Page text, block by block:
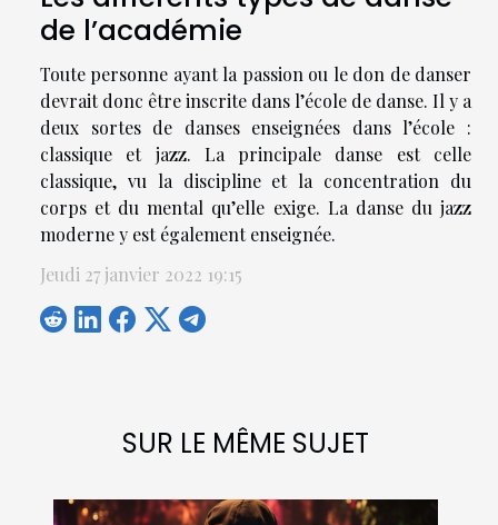
SUR LE MÊME SUJET
de l’académie
Toute personne ayant la passion ou le don de danser
devrait donc être inscrite dans l’école de danse. Il y a
deux sortes de danses enseignées dans l’école :
classique et jazz. La principale danse est celle
classique, vu la discipline et la concentration du
corps et du mental qu’elle exige. La danse du jazz
moderne y est également enseignée.
Jeudi 27 janvier 2022 19:15